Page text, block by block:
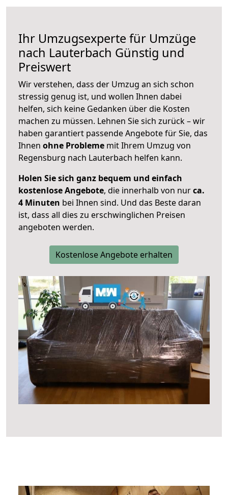
Ihr Umzugsexperte für Umzüge
nach Lauterbach Günstig und
Preiswert
Wir verstehen, dass der Umzug an sich schon
stressig genug ist, und wollen Ihnen dabei
helfen, sich keine Gedanken über die Kosten
machen zu müssen. Lehnen Sie sich zurück – wir
haben garantiert passende Angebote für Sie, das
Ihnen ohne Probleme mit Ihrem Umzug von
Regensburg nach Lauterbach helfen kann.
Holen Sie sich ganz bequem und einfach
kostenlose Angebote, die innerhalb von nurca.
4 Minuten bei Ihnen sind. Und das Beste daran
ist, dass all dies zu erschwinglichen Preisen
angeboten werden.
Kostenlose Angebote erhalten